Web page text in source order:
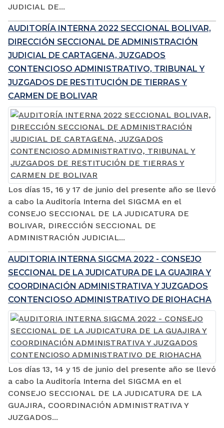
JUDICIAL DE...
AUDITORÍA INTERNA 2022 SECCIONAL BOLIVAR,
DIRECCIÓN SECCIONAL DE ADMINISTRACIÓN
JUDICIAL DE CARTAGENA, JUZGADOS
CONTENCIOSO ADMINISTRATIVO, TRIBUNAL Y
JUZGADOS DE RESTITUCIÓN DE TIERRAS Y
CARMEN DE BOLIVAR
Los días 15, 16 y 17 de junio del presente año se llevó
a cabo la Auditoría Interna del SIGCMA en el
CONSEJO SECCIONAL DE LA JUDICATURA DE
BOLIVAR, DIRECCIÓN SECCIONAL DE
ADMINISTRACIÓN JUDICIAL...
AUDITORIA INTERNA SIGCMA 2022 - CONSEJO
SECCIONAL DE LA JUDICATURA DE LA GUAJIRA Y
COORDINACIÓN ADMINISTRATIVA Y JUZGADOS
CONTENCIOSO ADMINISTRATIVO DE RIOHACHA
Los días 13, 14 y 15 de junio del presente año se llevó
a cabo la Auditoría Interna del SIGCMA en el
CONSEJO SECCIONAL DE LA JUDICATURA DE LA
GUAJIRA, COORDINACIÓN ADMINISTRATIVA Y
JUZGADOS...